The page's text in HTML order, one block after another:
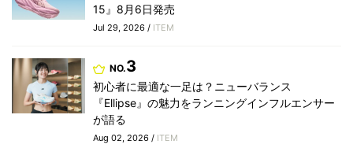
15』8月6日発売
Jul 29, 2026 / ITEM
NO.3
初心者に最適な一足は？ニューバランス
『Ellipse』の魅力をランニングインフルエンサー
が語る
Aug 02, 2026 / ITEM